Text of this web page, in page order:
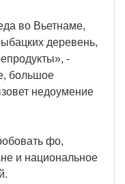
во Вьетнаме,
деревень,
-
большое
недоумение
фо,
и национальное